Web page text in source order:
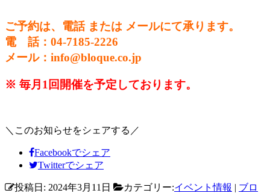
ご予約は、電話 または メールにて承ります。
電 話：04-7185-2226
メール：info@bloque.co.jp
※ 毎月1回開催を予定しております。
＼このお知らせをシェアする／
Facebookでシェア
Twitterでシェア
投稿日: 2024年3月11日 カテゴリー:イベント情報 | ブロ